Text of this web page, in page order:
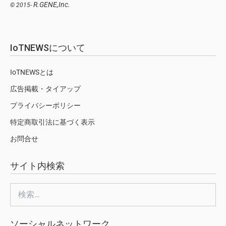
© 2015- R.GENE,Inc.
IoTNEWSについて
IoTNEWSとは
広告掲載・タイアップ
プライバシーポリシー
特定商取引法に基づく表示
お問合せ
サイト内検索
索: